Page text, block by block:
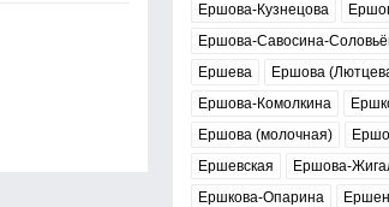
Ершова-Кузнецова
Ершова-Савосина-
Ершева
Ершова
Ершова-Комолкина
Ершова (молочная)
Ершевская
Ершова-
Ершкова-Опарина